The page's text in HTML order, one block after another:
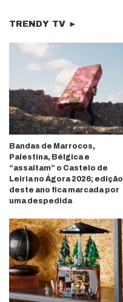
TRENDY TV ►
Bandas de Marrocos,
Palestina, Bélgica e
“assaltam” o Castelo de
Leiria no Ágora 2026; edição
deste ano fica marcada por
uma despedida